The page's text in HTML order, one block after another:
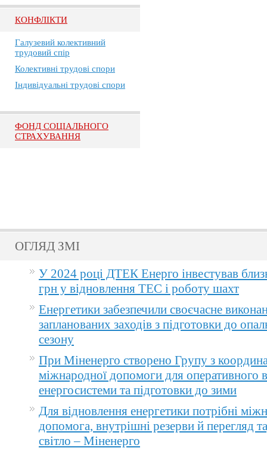
КОНФЛІКТИ
Галузевий колективний
трудовий спір
Колективні трудові спори
Індивідуальні трудові спори
ФОНД СОЦІАЛЬНОГО
СТРАХУВАННЯ
ОГЛЯД ЗМІ
У 2024 році ДТЕК Енерго інвестував
грн у відновлення ТЕС і роботу шахт
Енергетики забезпечили своєчасне
запланованих заходів з підготовки до
сезону
При Міненерго створено Групу з
міжнародної допомоги для оперативного
енергосистеми та підготовки до зими
Для відновлення енергетики потрібні
допомога, внутрішні резерви й перегляд
світло – Міненерго